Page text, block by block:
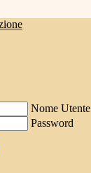
Nome Utente
Password